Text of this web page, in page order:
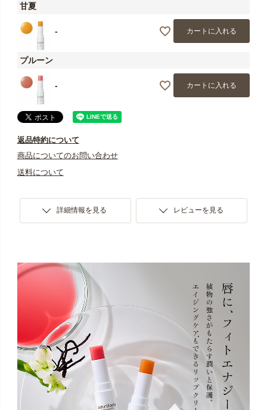
甘夏
- カートに入れる
プルーン
- カートに入れる
返品特約について
商品についてのお問い合わせ
送料について
詳細情報を見る レビューを見る